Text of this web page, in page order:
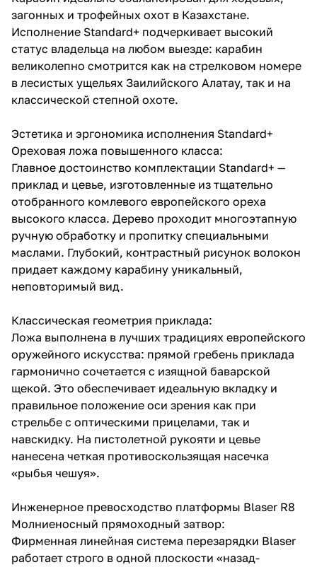
загонных и трофейных охот в Казахстане.
Исполнение Standard+ подчеркивает высокий
статус владельца на любом выезде: карабин
великолепно смотрится как на стрелковом номере
в лесистых ущельях Заилийского Алатау, так и на
классической степной охоте.
Эстетика и эргономика исполнения Standard+
Ореховая ложа повышенного класса:
Главное достоинство комплектации Standard+ —
приклад и цевье, изготовленные из тщательно
отобранного комлевого европейского ореха
высокого класса. Дерево проходит многоэтапную
ручную обработку и пропитку специальными
маслами. Глубокий, контрастный рисунок волокон
придает каждому карабину уникальный,
неповторимый вид.
Классическая геометрия приклада:
Ложа выполнена в лучших традициях европейского
оружейного искусства: прямой гребень приклада
гармонично сочетается с изящной баварской
щекой. Это обеспечивает идеальную вкладку и
правильное положение оси зрения как при
стрельбе с оптическими прицелами, так и
навскидку. На пистолетной рукояти и цевье
нанесена четкая противоскользящая насечка
«рыбья чешуя».
Инженерное превосходство платформы Blaser R8
Молниеносный прямоходный затвор:
Фирменная линейная система перезарядки Blaser
работает строго в одной плоскости «назад-